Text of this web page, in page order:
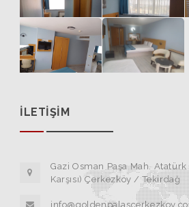
İLETİŞİM
Gazi Osman Paşa Mah. Atatürk
Karşısı) Çerkezköy / Tekirdağ